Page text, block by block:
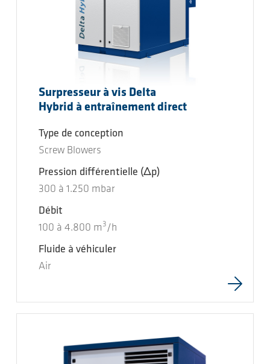
Surpresseur à vis Delta
Hybrid à entraînement direct
Type de conception
Screw Blowers
Pression différentielle (Δp)
300 à 1.250 mbar
Débit
100 à 4.800 m 3 /h
Fluide à véhiculer
Air